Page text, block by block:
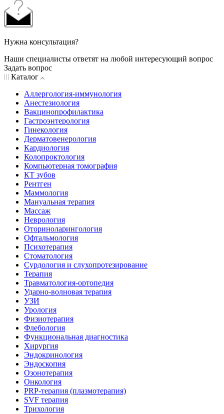
Нужна консультация?
Наши специалисты ответят на любой интересующий вопрос
Задать вопрос
Каталог
Аллергология-иммунология
Анестезиология
Вакцинопрофилактика
Гастроэнтерология
Гинекология
Дерматовенерология
Кардиология
Колопроктология
Компьютерная томография
КТ зубов
Рентген
Маммология
Мануальная терапия
Массаж
Неврология
Оториноларингология
Офтальмология
Психотерапия
Стоматология
Сурдология и слухопротезирование
Терапия
Травматология-ортопедия
Ударно-волновая терапия
УЗИ
Урология
Физиотерапия
Флебология
Функциональная диагностика
Хирургия
Эндокринология
Эндоскопия
Озонотерапия
Онкология
PRP-терапия (плазмотерапия)
SVF терапия
Трихология